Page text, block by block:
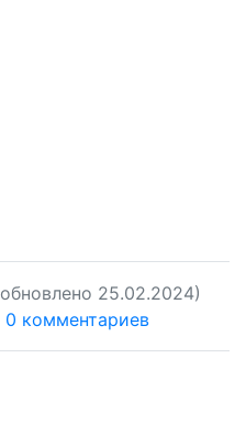
25.02.2024)
0 комментариев